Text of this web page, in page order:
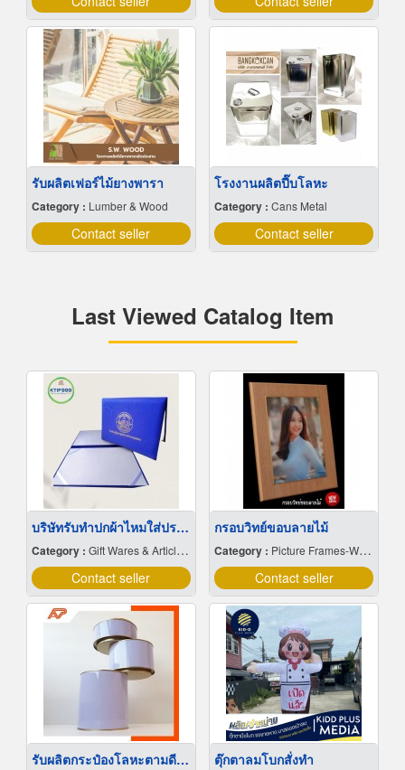
รับผลิตเฟอร์ไม้ยางพารา
Category : Lumber & Wood
Contact seller
โรงงานผลิตปี๊บโลหะ
Category : Cans Metal
Contact seller
Last Viewed Catalog Item
บริษัทรับทำปกผ้าไหมใส่ประกาศนียบัตร กรุงเทพ
Category : Gift Wares & Articles-Wholesale & Manufacturers
Contact seller
กรอบวิทย์ขอบลายไม้
Category : Picture Frames-Wholesale & Manufacturers
Contact seller
รับผลิตกระป๋องโลหะตามดีไซต์ ตุ๊กตาลมโบกสั่งทำ